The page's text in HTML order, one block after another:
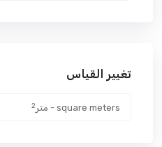
تغيير القياس
square meters - متر 2